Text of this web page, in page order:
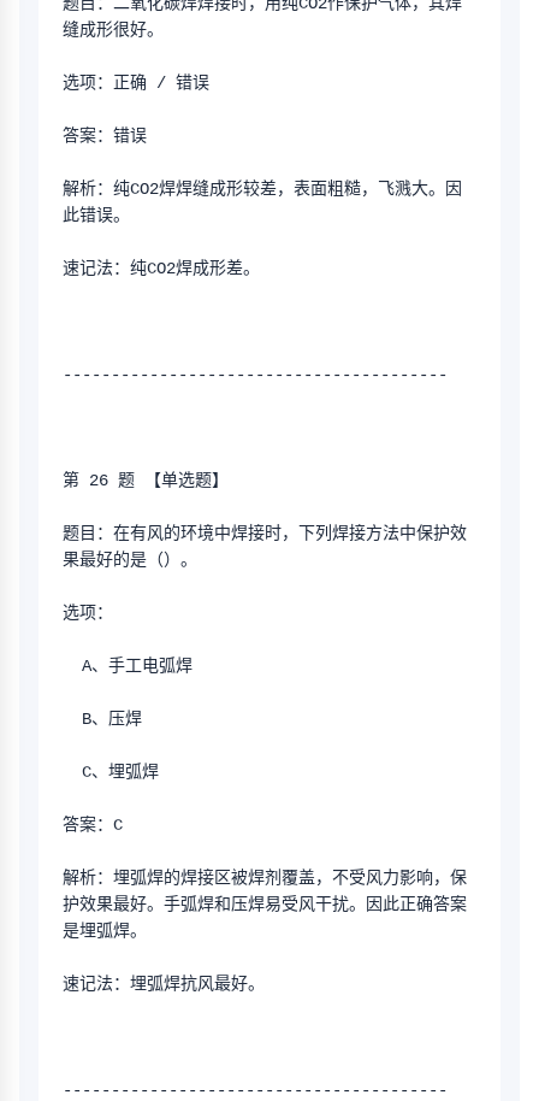
缝成形很好。
选项：正确 / 错误
答案：错误
解析：纯CO2焊焊缝成形较差，表面粗糙，飞溅大。因
此错误。
速记法：纯CO2焊成形差。
----------------------------------------
第 26 题 【单选题】
题目：在有风的环境中焊接时，下列焊接方法中保护效
果最好的是（）。
选项：
  A、手工电弧焊
  B、压焊
  C、埋弧焊
答案：C
解析：埋弧焊的焊接区被焊剂覆盖，不受风力影响，保
护效果最好。手弧焊和压焊易受风干扰。因此正确答案
是埋弧焊。
速记法：埋弧焊抗风最好。
----------------------------------------